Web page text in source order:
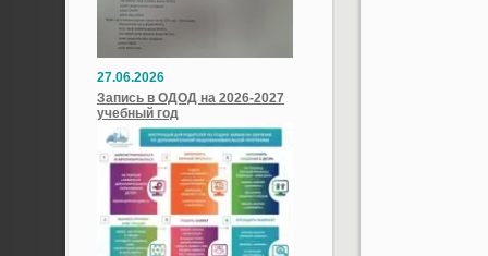
27.06.2026
Запись в ОДОД на 2026-2027
учебный год